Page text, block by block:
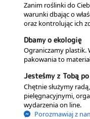
Zanim roślinki do
warunki dbając o
oraz kontrolując ich
Dbamy o ekologię
Ograniczamy plastik.
pakowania to
Jesteśmy z Tobą
Chętnie służymy
pielęgnacyjnymi,
wydarzenia on line.
Porozmawiaj z